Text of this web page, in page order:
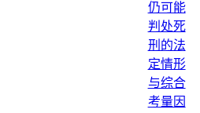
仍可能
判处死
刑的法
定情形
与综合
考量因